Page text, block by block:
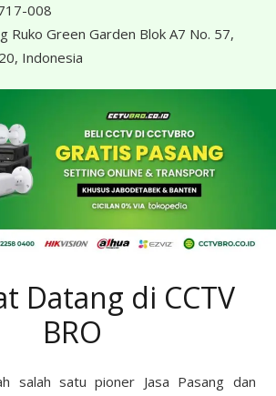
008
Ruko Green Garden Blok A7 No. 57,
Indonesia
Datang di CCTV
BRO
salah satu pioner Jasa Pasang dan